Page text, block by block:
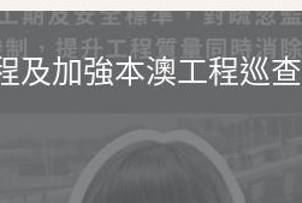
及加強本澳工程巡查